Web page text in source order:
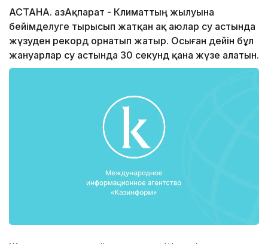
АСТАНА. ҚазАқпарат - Климаттың жылуына
бейімделуге тырысып жатқан ақ аюлар су астында
жүзуден рекорд орнатып жатыр. Осыған дейін бұл
жануарлар су астында 30 секунд қана жүзе алатын.